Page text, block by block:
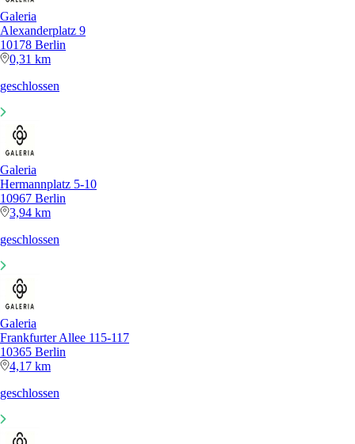
Galeria
Alexanderplatz 9
10178 Berlin
0,31 km
geschlossen
Galeria
Hermannplatz 5-10
10967 Berlin
3,94 km
geschlossen
Galeria
Frankfurter Allee 115-117
10365 Berlin
4,17 km
geschlossen